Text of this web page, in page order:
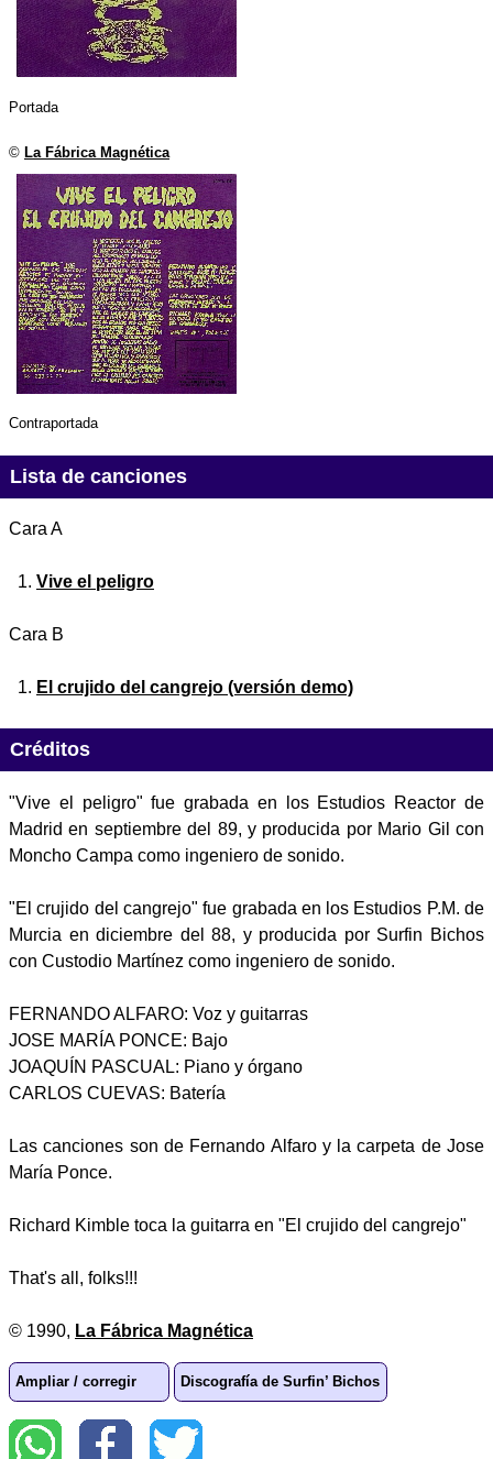
Portada
© La Fábrica Magnética
Contraportada
Lista de canciones
Cara A
Vive el peligro
Cara B
El crujido del cangrejo (versión demo)
Créditos
"Vive el peligro" fue grabada en los Estudios Reactor de
Madrid en septiembre del 89, y producida por Mario Gil con
Moncho Campa como ingeniero de sonido.
"El crujido del cangrejo" fue grabada en los Estudios P.M. de
Murcia en diciembre del 88, y producida por Surfin Bichos
con Custodio Martínez como ingeniero de sonido.
FERNANDO ALFARO: Voz y guitarras
JOSE MARÍA PONCE: Bajo
JOAQUÍN PASCUAL: Piano y órgano
CARLOS CUEVAS: Batería
Las canciones son de Fernando Alfaro y la carpeta de Jose
María Ponce.
Richard Kimble toca la guitarra en "El crujido del cangrejo"
That's all, folks!!!
© 1990, La Fábrica Magnética
Ampliar / corregir Discografía de Surfin’ Bichos